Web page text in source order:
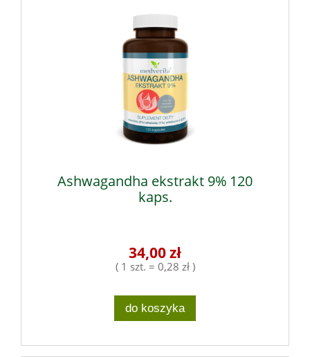
Ashwagandha ekstrakt 9% 120
kaps.
34,00 zł
( 1 szt. = 0,28 zł )
do koszyka